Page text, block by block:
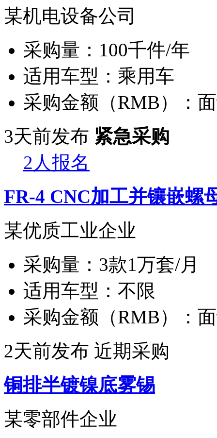
某机电设备公司
采购量： 100千件/年
适用车型： 乘用车
采购金额（RMB）：
3天前发布 紧急采购
2人报名
FR-4 CNC加工并镶嵌螺
某优质工业企业
采购量： 3款1万套/月
适用车型： 不限
采购金额（RMB）：
2天前发布 近期采购
铜排半镀镍底雾锡
某零部件企业